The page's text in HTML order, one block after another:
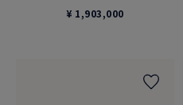
¥ 1,903,000